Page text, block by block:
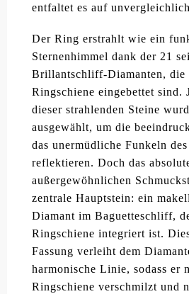
entfaltet es auf
Der Ring erstrahlt wie ein
Sternenhimmel dank der 21
Brillantschliff-Diamanten,
Ringschiene eingebettet sind.
dieser strahlenden Steine
ausgewählt, um die
das unermüdliche Funkeln
reflektieren. Doch das
außergewöhnlichen
zentrale Hauptstein: ein
Diamant im Baguetteschliff,
Ringschiene integriert ist.
Fassung verleiht dem
harmonische Linie, sodass er
Ringschiene verschmilzt und